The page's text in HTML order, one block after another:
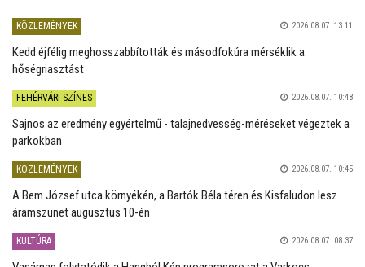
KÖZLEMÉNYEK 2026.08.07. 13:11
Kedd éjfélig meghosszabbították és másodfokúra mérséklik a
hőségriasztást
FEHÉRVÁRI SZÍNES 2026.08.07. 10:48
Sajnos az eredmény egyértelmű - talajnedvesség-méréseket végeztek a
parkokban
KÖZLEMÉNYEK 2026.08.07. 10:45
A Bem József utca környékén, a Bartók Béla téren és Kisfaludon lesz
áramszünet augusztus 10-én
KULTÚRA 2026.08.07. 08:37